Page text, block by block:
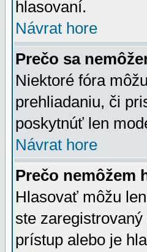
hlasovaní.
Návrat hore
Prečo sa
Niektoré fóra
prehliadaniu, či
poskytnúť len
Návrat hore
Prečo nemôžem
Hlasovať môžu
ste
prístup alebo je